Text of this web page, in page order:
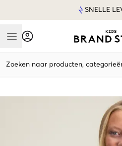
SNELLE
Mobile Menu
Zoeken naar producten,